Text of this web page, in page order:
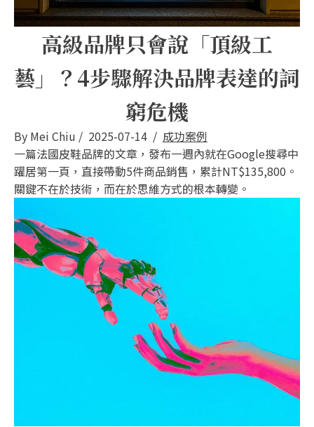
高級品牌只會說「頂級工
藝」？4步驟解決品牌表達的詞
窮危機
By Mei Chiu / 2025-07-14 / 成功案例
一篇法國皮鞋品牌的文章，發布一週內就在Google搜尋中
躍居第一頁，直接帶動5件商品銷售，累計NT$135,800。
關鍵不在於技術，而在於思維方式的根本轉變。